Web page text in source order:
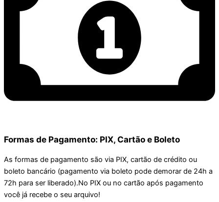
Formas de Pagamento: PIX, Cartão e Boleto
As formas de pagamento são via PIX, cartão de crédito ou
boleto bancário (pagamento via boleto pode demorar de 24h a
72h para ser liberado).No PIX ou no cartão após pagamento
você já recebe o seu arquivo!